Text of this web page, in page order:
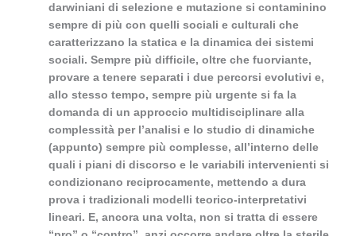
darwiniani di selezione e mutazione si contaminino
sempre di più con quelli sociali e culturali che
caratterizzano la statica e la dinamica dei sistemi
sociali. Sempre più difficile, oltre che fuorviante,
provare a tenere separati i due percorsi evolutivi e,
allo stesso tempo, sempre più urgente si fa la
domanda di un approccio multidisciplinare alla
complessità per l’analisi e lo studio di dinamiche
(appunto) sempre più complesse, all’interno delle
quali i piani di discorso e le variabili intervenienti si
condizionano reciprocamente, mettendo a dura
prova i tradizionali modelli teorico-interpretativi
lineari. E, ancora una volta, non si tratta di essere